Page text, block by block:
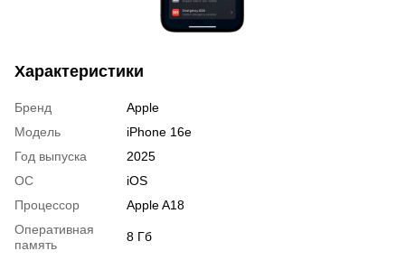
Характеристики
Бренд
Apple
Модель
iPhone 16e
Год выпуска
2025
ОС
iOS
Процессор
Apple A18
Оперативная
память
8 Гб